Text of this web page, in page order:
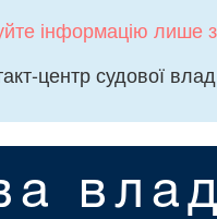
інформацію лише
центр судової